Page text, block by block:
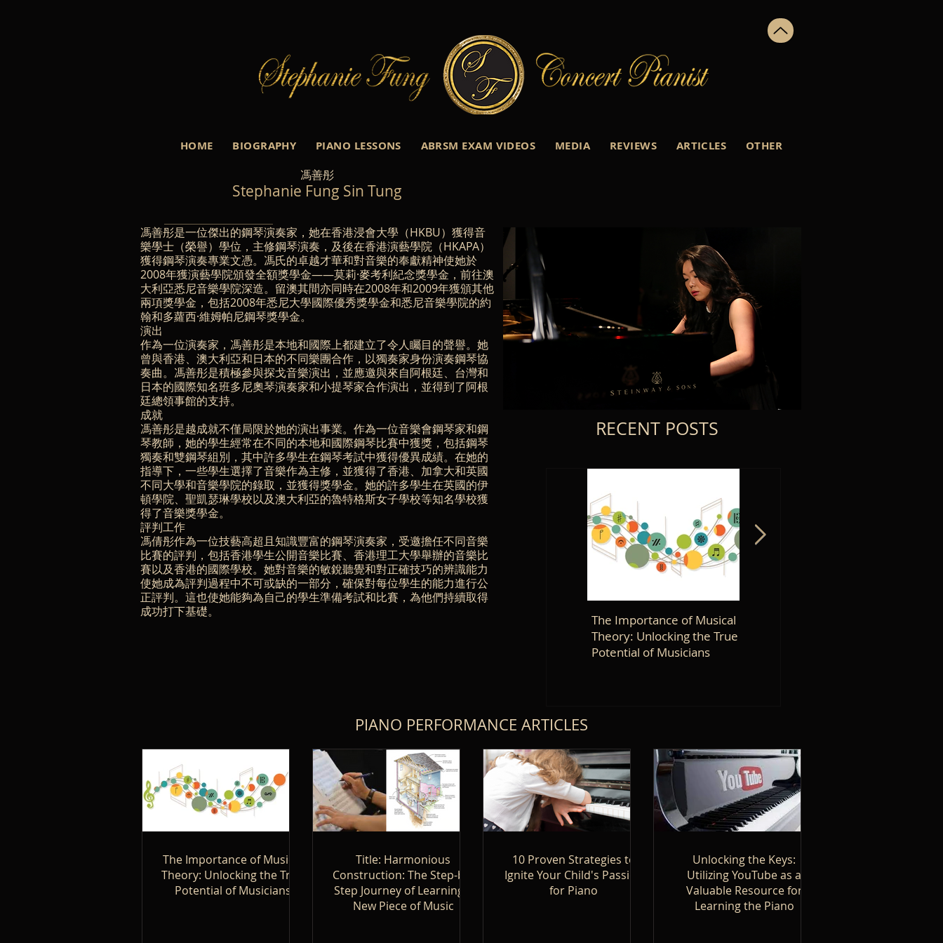
HOME BIOGRAPHY PIANO LESSONS ABRSM EXAM VIDEOS MEDIA REVIEWS ARTICLES OTHER
馮善彤
Stephanie Fung Sin Tung
馮善彤是一位傑出的鋼琴演奏家，她在香港浸會大學（HKBU）獲得音
樂學士（榮譽）學位，主修鋼琴演奏，及後在香港演藝學院（HKAPA）
獲得鋼琴演奏專業文憑。馮氏的卓越才華和對音樂的奉獻精神使她於
2008年獲演藝學院頒發全額獎學金——莫莉·麥考利紀念獎學金，前往澳
大利亞悉尼音樂學院深造。留澳其間亦同時在2008年和2009年獲頒其他
兩項獎學金，包括2008年悉尼大學國際優秀獎學金和悉尼音樂學院的約
翰和多蘿西·維姆帕尼鋼琴獎學金。
演出
作為一位演奏家，馮善彤是本地和國際上都建立了令人矚目的聲譽。她
曾與香港、澳大利亞和日本的不同樂團合作，以獨奏家身份演奏鋼琴協
奏曲。馮善彤是積極參與探戈音樂演出，並應邀與來自阿根廷、台灣和
日本的國際知名班多尼奧琴演奏家和小提琴家合作演出，並得到了阿根
廷總領事館的支持。
成就
馮善彤是越成就不僅局限於她的演出事業。作為一位音樂會鋼琴家和鋼
琴教師，她的學生經常在不同的本地和國際鋼琴比賽中獲獎，包括鋼琴
獨奏和雙鋼琴組別，其中許多學生在鋼琴考試中獲得優異成績。在她的
指導下，一些學生選擇了音樂作為主修，並獲得了香港、加拿大和英國
不同大學和音樂學院的錄取，並獲得獎學金。她的許多學生在英國的伊
頓學院、聖凱瑟琳學校以及澳大利亞的魯特格斯女子學校等知名學校獲
得了音樂獎學金。
評判工作
馮倩彤作為一位技藝高超且知識豐富的鋼琴演奏家，受邀擔任不同音樂
比賽的評判，包括香港學生公開音樂比賽、香港理工大學舉辦的音樂比
賽以及香港的國際學校。她對音樂的敏銳聽覺和對正確技巧的辨識能力
使她成為評判過程中不可或缺的一部分，確保對每位學生的能力進行公
正評判。這也使她能夠為自己的學生準備考試和比賽，為他們持續取得
成功打下基礎。­
RECENT POSTS
The Importance of Musical
Theory: Unlocking the True
Potential of Musicians
PIANO PERFORMANCE ARTICLES
The Importance of Musical
Theory: Unlocking the True
Potential of Musicians
Title: Harmonious
Construction: The Step-by-
Step Journey of Learning a
New Piece of Music
10 Proven Strategies to
Ignite Your Child's Passion
for Piano
Unlocking the Keys:
Utilizing YouTube as a
Valuable Resource for
Learning the Piano